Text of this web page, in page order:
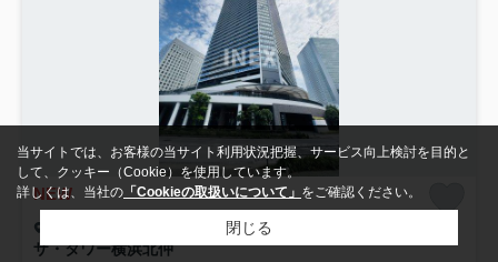
NEW
ザ・タワー横浜北仲
当サイトでは、お客様の当サイト利用状況把握、サービス向上検討を目的と
して、クッキー（Cookie）を使用しています。
詳しくは、当社の 「Cookieの取扱いについて」 をご確認ください。
閉じる